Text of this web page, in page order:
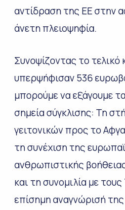
αντίδραση της ΕΕ στην
άνετη πλειοψηφία.
Συνοψίζοντας το τελικό
υπερψήφισαν 536
μπορούμε να εξάγουμε
σημεία σύγκλισης: Τη
γειτονικών προς το
τη συνέχιση της
ανθρωπιστικής
και τη συνομιλία με
επίσημη αναγνώρισή